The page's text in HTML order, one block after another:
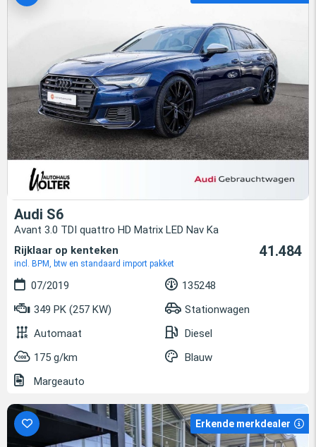
Audi S6
Avant 3.0 TDI quattro HD Matrix LED Nav Ka
Rijklaar op kenteken
incl. BPM, btw en standaard import pakket
41.484
07/2019
135248
349 PK (257 KW)
Stationwagen
Automaat
Diesel
175 g/km
Blauw
Margeauto
Erkende merkdealer